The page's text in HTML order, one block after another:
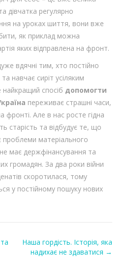
дівчатка регулярно
на уроках шиття, вони вже
як приклад можна
яких відправлена на фронт.
вдячні тим, хто постійно
навчає сиріт усіляким
спосіб допомогти
переживає страшні часи,
фронті. Але в нас росте гідна
старість та відбудує те, що
проблеми матеріального
має держфінансування та
громадян. За два роки війни
скоротилася, тому
у постійному пошуку нових
Наша гордість. Історія, яка
надихає не здаватися →